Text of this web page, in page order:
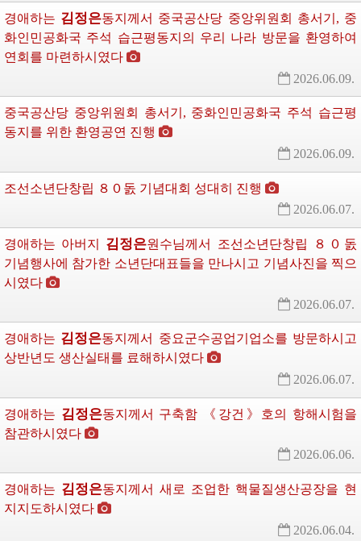
경애하는 김정은동지께서 중국공산당 중앙위원회 총서기, 중
화인민공화국 주석 습근평동지의 우리 나라 방문을 환영하여
연회를 마련하시였다
2026.06.09.
중국공산당 중앙위원회 총서기, 중화인민공화국 주석 습근평
동지를 위한 환영공연 진행
2026.06.09.
조선소년단창립 ８０돐 기념대회 성대히 진행
2026.06.07.
경애하는 아버지 김정은원수님께서
조선소년단창립 ８０돐
기념행사에 참가한 소년단대표들을 만나시고 기념사진을 찍으
시였다
2026.06.07.
경애하는 김정은동지께서
중요군수공업기업소를 방문하시고
상반년도 생산실태를 료해하시였다
2026.06.07.
경애하는 김정은동지께서 구축함 《강건》호의 항해시험을
참관하시였다
2026.06.06.
경애하는 김정은동지께서 새로 조업한 핵물질생산공장을 현
지지도하시였다
2026.06.04.